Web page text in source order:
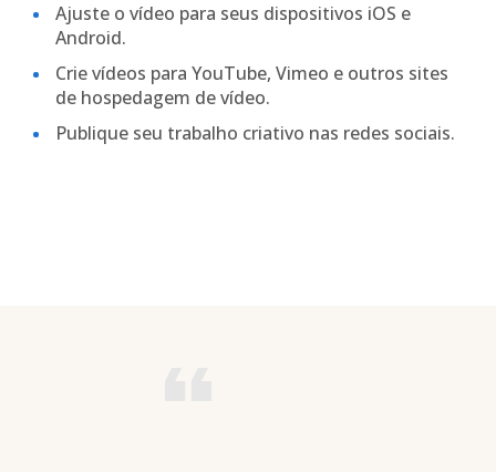
Ajuste o vídeo para seus dispositivos iOS e
Android.
Crie vídeos para YouTube, Vimeo e outros sites
de hospedagem de vídeo.
Publique seu trabalho criativo nas redes sociais.